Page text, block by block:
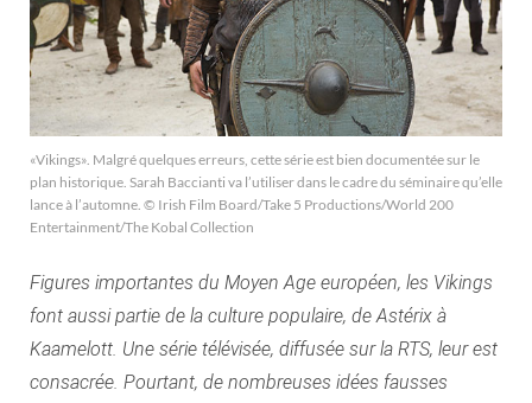
«Vikings». Malgré quelques erreurs, cette série est bien documentée sur le
plan historique. Sarah Baccianti va l’utiliser dans le cadre du séminaire qu’elle
lance à l’automne. © Irish Film Board/Take 5 Productions/World 200
Entertainment/The Kobal Collection
Figures importantes du Moyen Age européen, les Vikings
font aussi partie de la culture populaire, de Astérix à
Kaamelott. Une série télévisée, diffusée sur la RTS, leur est
consacrée. Pourtant, de nombreuses idées fausses